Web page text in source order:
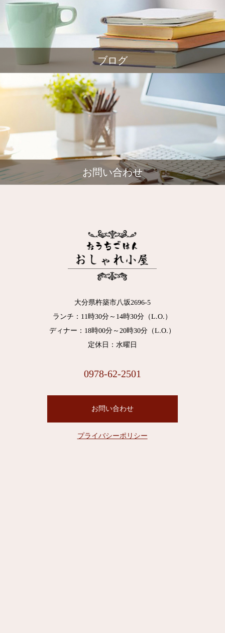
ブログ
お問い合わせ
大分県杵築市八坂2696-5
ランチ：11時30分～14時30分（L.O.）
ディナー：18時00分～20時30分（L.O.）
定休日：水曜日
0978-62-2501
お問い合わせ
プライバシーポリシー